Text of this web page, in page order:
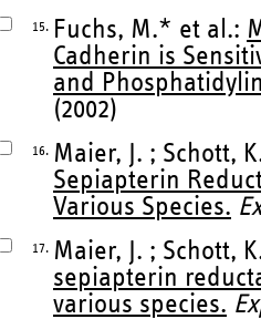
15. Fuchs, M.* et al.:
Cadherin is
and
(2002)
16. Maier, J. ; Schott,
Sepiapterin
Various Species.
17. Maier, J. ; Schott,
sepiapterin
various species.